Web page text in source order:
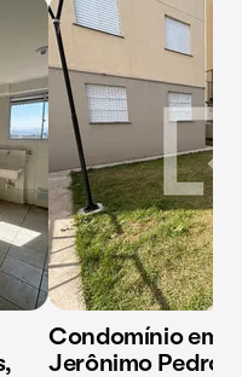
Condomínio em
Jerônimo